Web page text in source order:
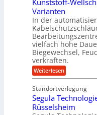
t
e
r
V
o
r
j
a
h
r
a
r
k
t
m
s
c
h
a
n
c
e
f
ü
d
e
n
i
d
S
y
s
t
e
m
T
e
a
m
t
i
t
Kunststoff-
Varianten
In der
vielfach hohe
Biegewechsel,
verkraften.
Weiterlesen:
K
n
s
t
s
Standortverlegung
Segula
Rüsselsheim